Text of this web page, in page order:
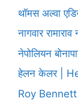
थॉमस अल्वा
नागवार रामाराव
नेपोलियन
हेलन केलर |
Roy Bennett